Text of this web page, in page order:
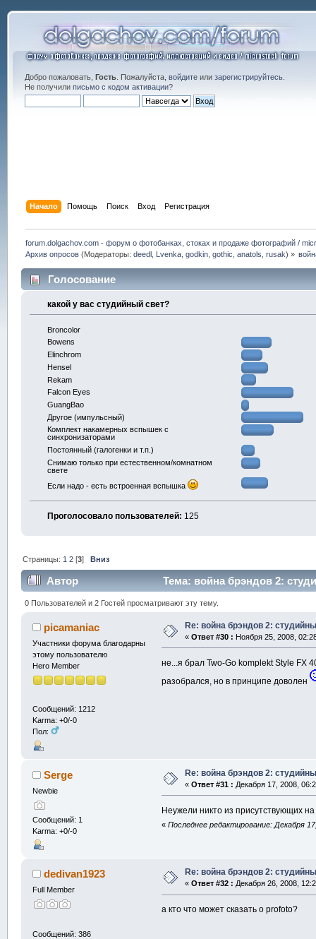
Добро пожаловать, Гость. Пожалуйста, войдитеили зарегистрируйтесь.
Не получили письмо с кодом активации?
Начало Помощь Поиск Вход Регистрация
forum.dolgachov.com - форум о фотобанках, стоках и продаже фотографий /
Архив опросов (Модераторы:deedl Lvenka ,godkin ,gothic ,anatols ,rusak) »
Голосование
какой у вас студийный свет?
Broncolor
Bowens
Elinchrom
Hensel
Rekam
Falcon Eyes
GuangBao
Другое (импульсный)
Комплект накамерных вспышек с
синхронизаторами
Постоянный (галогенки и т.п.)
Снимаю только при естественном/комнатном
свете
Если надо - есть встроенная вспышка
Проголосовало пользователей: 125
Страницы: 1 2 [3]Вниз
Автор Тема: война брэндов 2:
0 Пользователей и 2 Гостей просматривают эту тему.
picamaniac
Участники форума благодарны
этому пользователю
Hero Member
Сообщений: 1212
Karma: +0/-0
Пол:
Re: война брэндов 2:
« Ответ #30 : Ноября 25, 2008,
не...я брал Two-Go komplekt Style FX
разобрался, но в принципе доволен
Serge
Newbie
Сообщений: 1
Karma: +0/-0
Re: война брэндов 2:
« Ответ #31 : Декабря 17, 2008,
Неужели никто из присутствующих
«Последнее редактирование: Декабря
dedivan1923
Full Member
Сообщений: 386
Re: война брэндов 2:
« Ответ #32 : Декабря 26, 2008,
а кто что может сказать о profoto?